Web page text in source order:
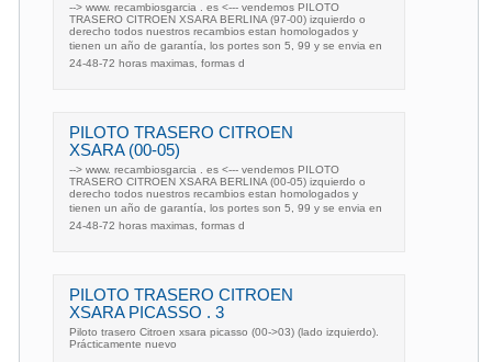
--> www. recambiosgarcia . es <--- vendemos PILOTO
TRASERO CITROEN XSARA BERLINA (97-00) izquierdo o
derecho todos nuestros recambios estan homologados y
tienen un año de garantía, los portes son 5, 99 y se envia en
24-48-72 horas maximas, formas d
PILOTO TRASERO CITROEN
XSARA (00-05)
--> www. recambiosgarcia . es <--- vendemos PILOTO
TRASERO CITROEN XSARA BERLINA (00-05) izquierdo o
derecho todos nuestros recambios estan homologados y
tienen un año de garantía, los portes son 5, 99 y se envia en
24-48-72 horas maximas, formas d
PILOTO TRASERO CITROEN
XSARA PICASSO . 3
Piloto trasero Citroen xsara picasso (00->03) (lado izquierdo).
Prácticamente nuevo